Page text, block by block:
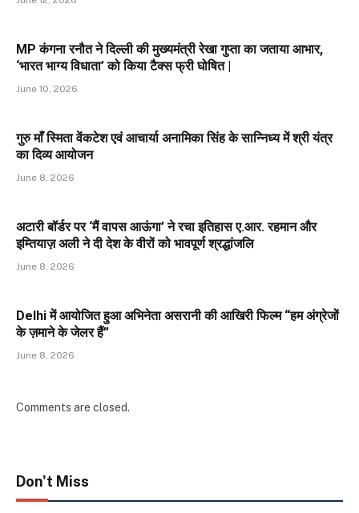
MP कंगना रनौत ने दिल्ली की मुख्यमंत्री रेखा गुप्ता का जताया आभार,
‘भारत भाग्य विधाता’ को किया टैक्स फ्री घोषित |
June 10, 2026
गुरु माँ स्मिता वेंकटेश एवं आचार्या अनामिका सिंह के सान्निध्य में श्री यंत्र
का दिव्य आयोजन
June 8, 2026
अटारी बॉर्डर पर ‘मैं वापस आऊंगा’ ने रचा इतिहास ए.आर. रहमान और
इम्तियाज़ अली ने दी देश के वीरों को भावपूर्ण श्रद्धांजलि
June 8, 2026
Delhi में आयोजित हुआ अभिनेता असरानी की आखिरी फिल्म “हम अंग्रेजों
के ज़माने के जेलर हैं”
June 8, 2026
Comments are closed.
Don't Miss